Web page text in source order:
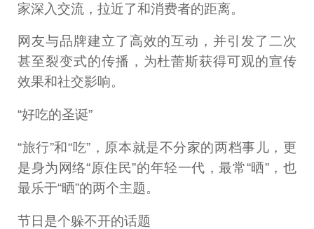
家深入交流，拉近了和消费者的距离。
网友与品牌建立了高效的互动，并引发了二次
甚至裂变式的传播，为杜蕾斯获得可观的宣传
效果和社交影响。
“好吃的圣诞”
“旅行”和“吃”，原本就是不分家的两档事儿，更
是身为网络“原住民”的年轻一代，最常“晒”，也
最乐于“晒”的两个主题。
节日是个躲不开的话题